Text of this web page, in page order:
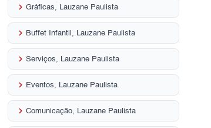
keyboard_arrow_right Gráficas, Lauzane Paulista
keyboard_arrow_right Buffet Infantil, Lauzane Paulista
keyboard_arrow_right Serviços, Lauzane Paulista
keyboard_arrow_right Eventos, Lauzane Paulista
keyboard_arrow_right Comunicação, Lauzane Paulista